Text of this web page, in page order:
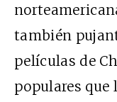
también
películas de
populares que